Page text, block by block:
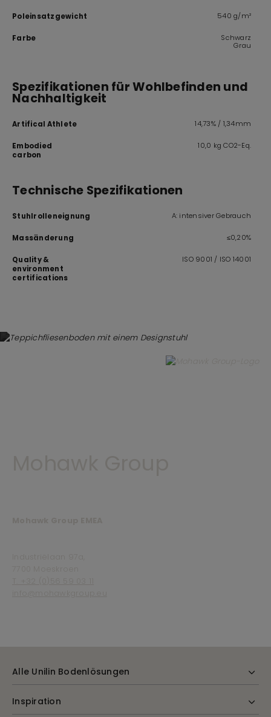
Poleinsatzgewicht 540 g/m²
Farbe
Schwarz
Grau
Spezifikationen für Wohlbefinden und
Nachhaltigkeit
Artifical Athlete 14,73% / 1,34mm
Embodied
carbon
10,0 kg CO2-Eq.
Technische Spezifikationen
Stuhlrolleneignung A: intensiver Gebrauch
Massänderung ≤0,20%
Quality &
environment
certifications
ISO 9001 / ISO 14001
Alle Unilin Bodenlösungen
Inspiration